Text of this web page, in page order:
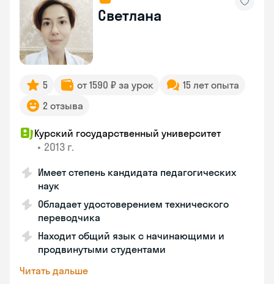
Светлана
5 от 1590 ₽ за урок
15 лет опыта
2 отзыва
Курский государственный университет
• 2013 г.
Имеет степень кандидата педагогических
наук
Обладает удостоверением технического
переводчика
Находит общий язык с начинающими и
продвинутыми студентами
Читать дальше